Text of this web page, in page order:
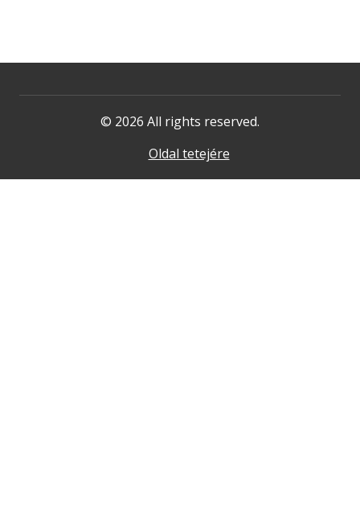
© 2026 All rights reserved.
Oldal tetejére